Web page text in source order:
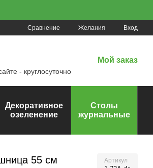
Сравнение Желания Вход
- круглосуточно
Мой заказ
Декоративное
озеленение
Столы
журнальные
55 см Артикул